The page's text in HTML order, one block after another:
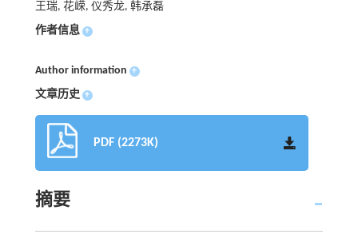
王瑞, 花嵘, 仪秀龙, 韩承磊
作者信息 +
Author information +
文章历史 +
PDF (2273K)
摘要